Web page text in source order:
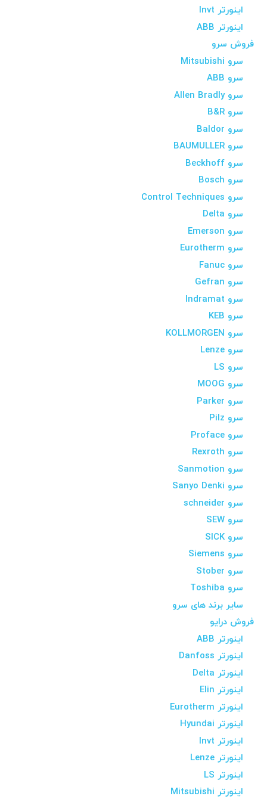
اینورتر Invt
اینورتر ABB
فروش سرو
سرو Mitsubishi
سرو ABB
سرو Allen Bradly
سرو B&R
سرو Baldor
سرو BAUMULLER
سرو Beckhoff
سرو Bosch
سرو Control Techniques
سرو Delta
سرو Emerson
سرو Eurotherm
سرو Fanuc
سرو Gefran
سرو Indramat
سرو KEB
سرو KOLLMORGEN
سرو Lenze
سرو LS
سرو MOOG
سرو Parker
سرو Pilz
سرو Proface
سرو Rexroth
سرو Sanmotion
سرو Sanyo Denki
سرو schneider
سرو SEW
سرو SICK
سرو Siemens
سرو Stober
سرو Toshiba
سایر برند های سرو
فروش درایو
اینورتر ABB
اینورتر Danfoss
اینورتر Delta
اینورتر Elin
اینورتر Eurotherm
اینورتر Hyundai
اینورتر Invt
اینورتر Lenze
اینورتر LS
اینورتر Mitsubishi